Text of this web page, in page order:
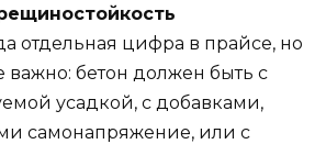
отдельная цифра в прайсе, но
важно: бетон должен быть с
усадкой, с добавками,
самонапряжение, или с